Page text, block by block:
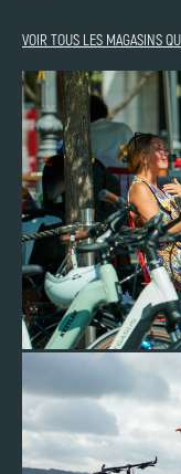
VOIR TOUS LES MAGASINS